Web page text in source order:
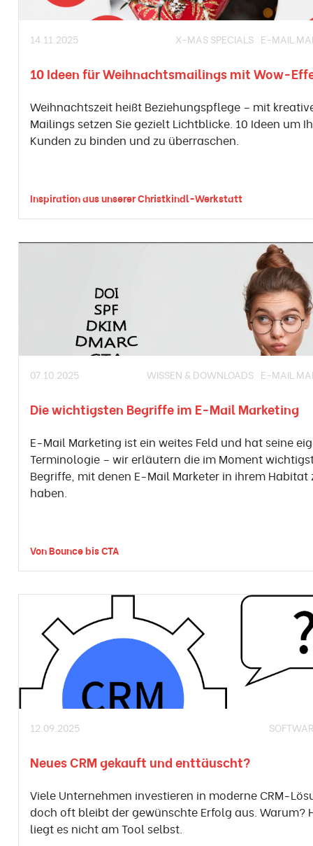
14.11.2025 X-MAS SPECIALS E-MAIL
10 Ideen für Weihnachtsmailings mit Wow-
Weihnachtszeit heißt Beziehungspflege – mit
Mailings setzen Sie gezielt Lichtblicke. 10 Ideen um
Kunden zu binden und zu überraschen.
Inspiration aus unserer Christkindl-Werkstatt
07.10.2025 WISSEN & DOWNLOADS E-MAIL
Die wichtigsten Begriffe im E-Mail Marketing
E-Mail Marketing ist ein weites Feld und hat seine
Terminologie – wir erläutern die im Moment
Begriffe, mit denen E-Mail Marketer in ihrem Habitat
haben.
Von Bounce bis CTA
12.09.2025
Neues CRM gekauft und enttäuscht?
Viele Unternehmen investieren in moderne CRM-
doch oft bleibt der gewünschte Erfolg aus. Warum?
liegt es nicht am Tool selbst.